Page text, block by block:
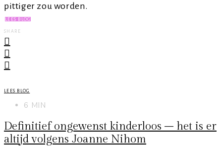
pittiger zou worden.
LEES BLOG
SHARE
LEES BLOG
6 MIN
Definitief ongewenst kinderloos – het is er
altijd volgens Joanne Nihom